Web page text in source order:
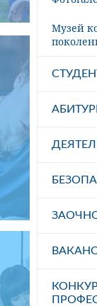
Музей